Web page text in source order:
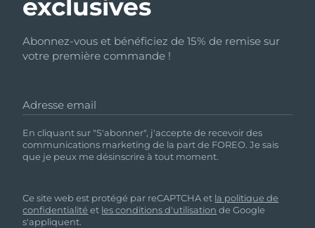
exclusives
Abonnez-vous et bénéficiez de 15% de remise sur
votre première commande !
Adresse email
En cliquant sur "S'abonner", j'accepte de recevoir des
communications marketing de la part de FOREO. Je sais
que je peux me désinscrire à tout moment.
Ce site web est protégé par reCAPTCHA et la politique de
confidentialité et les conditions d'utilisation de Google
s'appliquent.